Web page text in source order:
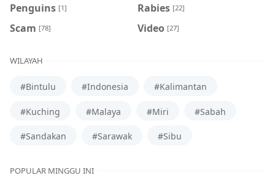
Penguins [1] Rabies [22]
Scam [78] Video [27]
WILAYAH
#Bintulu #Indonesia #Kalimantan
#Kuching #Malaya #Miri #Sabah
#Sandakan #Sarawak #Sibu
POPULAR MINGGU INI